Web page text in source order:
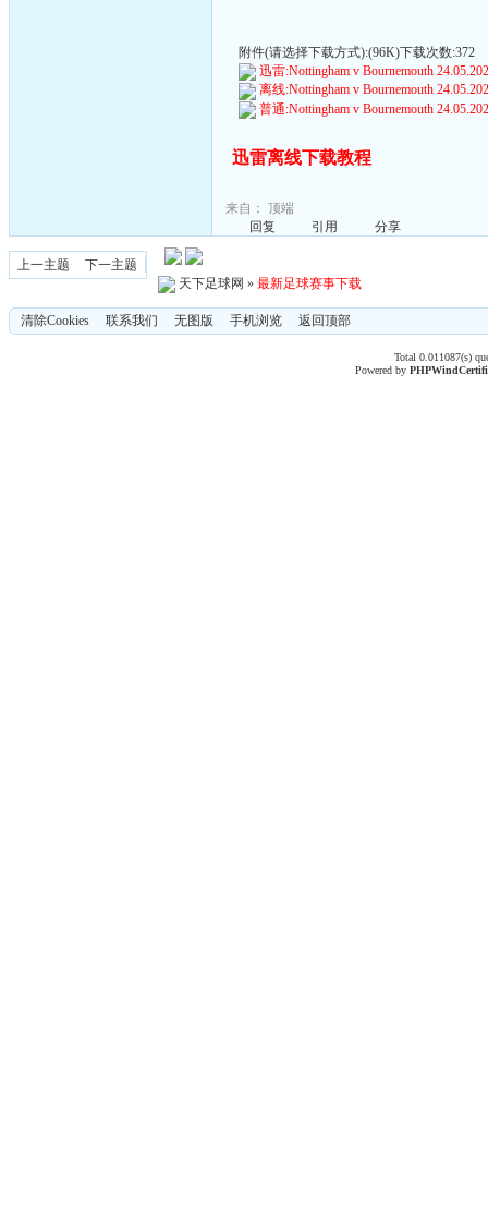
附件(请选择下载方式):(96K)下载次数:372
迅雷:Nottingham v Bournemouth
离线:Nottingham v Bournemouth
普通:Nottingham v Bournemouth
迅雷离线下载教程
来自： 顶端
回复
引用 分享
上一主题
下一主题
天下足球网 » 最新足球赛事下载
清除Cookies 联系我们 无图版 手机浏览 返回顶部
Total 0.011087(s)
Powered byPHPWind